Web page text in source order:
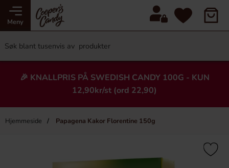
Meny
🎉 KNALLPRIS PÅ SWEDISH CANDY 100G - KUN
12,90kr/st (ord 22,90)
Hjemmeside Papagena Kakor Florentine 150g
Heading
×